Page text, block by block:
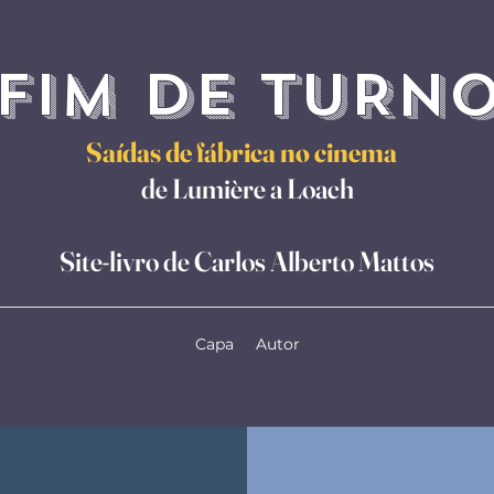
FIM DE
Saídas de fábrica no cinema
de Lumière a Loach
Site-livro de Carlos Alberto Mattos
Capa Autor